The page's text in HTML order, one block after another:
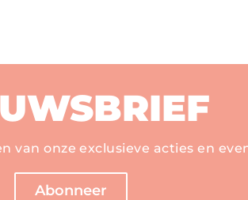
van onze exclusieve acties en
Abonneer